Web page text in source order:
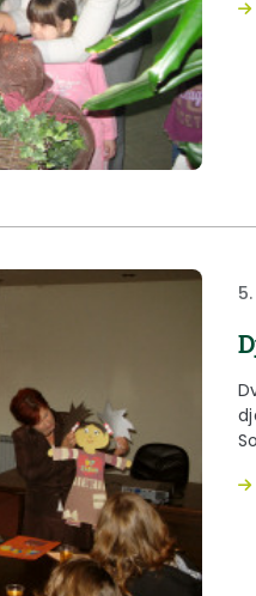
našoj županiji